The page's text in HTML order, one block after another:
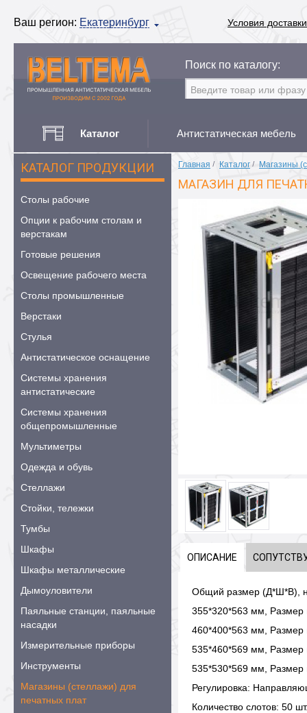
Ваш регион: Екатеринбург Условия доставки
Поиск по каталогу:
Каталог Антистатическая мебель
КАТАЛОГ ПРОДУКЦИИ
Столы рабочие
Опции к рабочим столам и
верстакам
Готовые решения
Освещение рабочего места
Столы промышленные
Верстаки
Стулья
Антистатическое оснащение
Системы хранения
антистатические
Системы хранения
общепромышленные
Мультиметры
Одежда и обувь
Стеллажи
Стойки, тележки
Тумбы
Шкафы
Шкафы металлические
Дымоуловители
Паяльные станции, паяльные
насадки
Измерительные приборы
Инструменты
Магазины (стеллажи) для
печатных плат
Главная / Каталог / Магазины
МАГАЗИН ДЛЯ
ОПИСАНИЕ
Общий размер (Д*Ш*В),
355*320*563 мм,
460*400*563 мм,
535*460*569 мм,
535*530*569 мм,
Регулировка:
Количество слотов: 50